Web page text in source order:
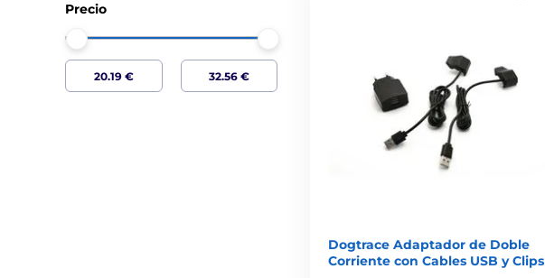
Precio
Dogtrace Adaptador de Doble
Corriente con Cables USB y Clips